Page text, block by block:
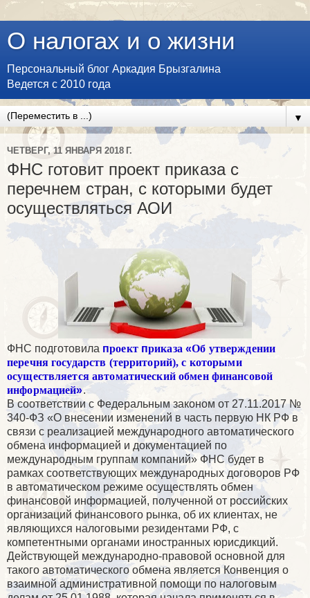
О налогах и о жизни
Персональный блог Аркадия Брызгалина
Ведется с 2010 года
▼
ЧЕТВЕРГ, 11 ЯНВАРЯ 2018 Г.
ФНС готовит проект приказа с
перечнем стран, с которыми будет
осуществляться АОИ
ФНС подготовила проект приказа«Об утверждении
перечня государств (территорий), с которыми
осуществляется автоматический обмен финансовой
информацией».
В соответствии с Федеральным законом от 27.11.2017 №
340-ФЗ «О внесении изменений в часть первую НК РФ в
связи с реализацией международного автоматического
обмена информацией и документацией по
международным группам компаний» ФНС будет в
рамках соответствующих международных договоров РФ
в автоматическом режиме осуществлять обмен
финансовой информацией, полученной от российских
организаций финансового рынка, об их клиентах, не
являющихся налоговыми резидентами РФ, с
компетентными органами иностранных юрисдикций.
Действующей международно-правовой основной для
такого автоматического обмена является Конвенция о
взаимной административной помощи по налоговым